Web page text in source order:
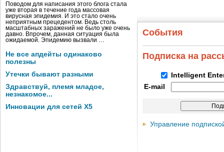
Поводом для написания этого блога стала
уже вторая в течение года массовая
вирусная эпидемия. И это стало очень
неприятным прецедентом. Ведь столь
масштабных заражений не было уже очень
давно. Впрочем, данная ситуация была
ожидаемой. Эпидемию вызвали …
Не все апдейты одинаково
полезны
Утечки бывают разными
Здравствуй, племя младое,
незнакомое...
Инновации для сетей X5
События
Подписка на
Intelligent
E-mail
Управление